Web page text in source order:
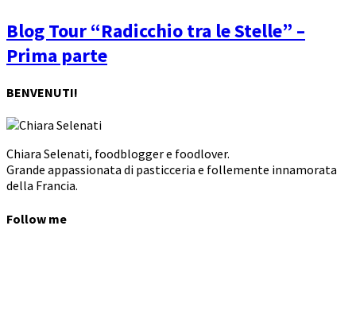
Blog Tour “Radicchio tra le Stelle” –
Prima parte
BENVENUTI!
Chiara Selenati, foodblogger e foodlover.
Grande appassionata di pasticceria e follemente innamorata
della Francia.
Follow me